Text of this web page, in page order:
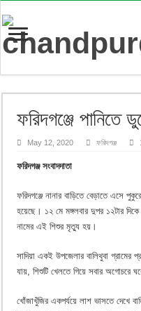
ফরিদগঞ্জে পানিতে
May 12, 2020 ফরিদগঞ্জ
ফরিদগঞ্জ সংবাদদাতা
ফরিদগঞ্জে নানার বাড়িতে বেড়াতে এসে
হয়েছে। ১২ মে মঙ্গলবার দুপর ১২টার
নামের এই শিশুর মৃত্যু হয়।
সাদিয়া একই উপজেলার বালিথুবা গ্রামের
যায়, শিশুটি খেলতে গিয়ে সবার অগোচরে
খোঁজাখুঁজির একপর্যয়ে লাশ ভাসতে দেখে